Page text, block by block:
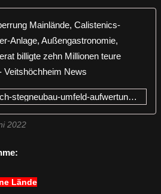
https://www.veitshoechheim-blog.de/2022/06/nach-stegneubau-umfeld-aufwertung-durch-sperrung-mainlande-calistenics-anlage-wasserspiel-mainbalkon-wasserwanderer-anlage-ausengastronomie-marktplatz-uferplatz-veitshochheimer-gemeinderat-billigte-zehn-millionen-teure-neugestaltungsplanung-des-be
2022
Lände